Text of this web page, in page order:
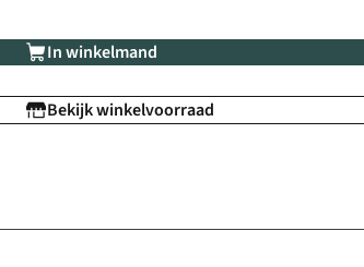
In winkelmand
Bekijk winkelvoorraad